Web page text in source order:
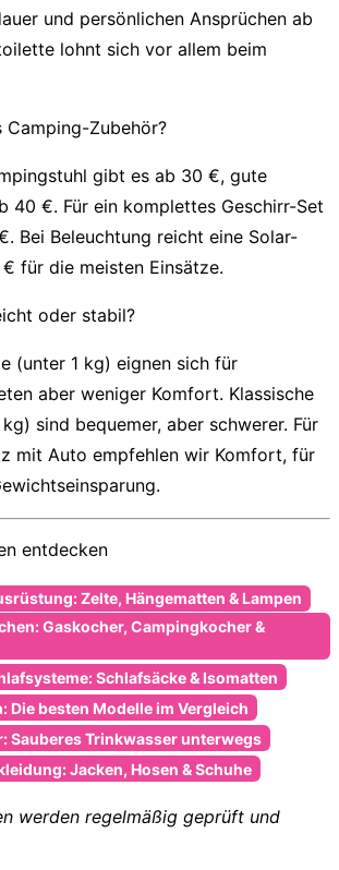
und persönlichen Ansprüchen ab
lohnt sich vor allem beim
Zubehör?
gibt es ab 30 €, gute
40 €. Für ein komplettes Geschirr-Set
Bei Beleuchtung reicht eine Solar-
für die meisten Einsätze.
oder stabil?
(unter 1 kg) eignen sich für
aber weniger Komfort. Klassische
sind bequemer, aber schwerer. Für
mit Auto empfehlen wir Komfort, für
entdecken
Zelte, Hängematten & Lampen
Gaskocher, Campingkocher &
Schlafsäcke & Isomatten
Die besten Modelle im Vergleich
Sauberes Trinkwasser unterwegs
Jacken, Hosen & Schuhe
werden regelmäßig geprüft und